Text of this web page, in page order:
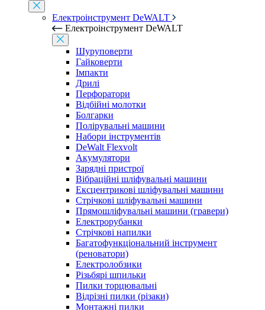
Електроінструмент DeWALT
Електроінструмент DeWALT
Шуруповерти
Гайковерти
Імпакти
Дрилі
Перфоратори
Відбійні молотки
Болгарки
Полірувальні машини
Набори інструментів
DeWalt Flexvolt
Акумулятори
Зарядні пристрої
Вібраційні шліфувальні машини
Ексцентрикові шліфувальні машини
Стрічкові шліфувальні машини
Прямошліфувальні машини (гравери)
Електрорубанки
Стрічкові напилки
Багатофункціональний інструмент
(реноватори)
Електролобзики
Різьбярі шпильки
Пилки торцювальні
Відрізні пилки (різаки)
Монтажні пилки